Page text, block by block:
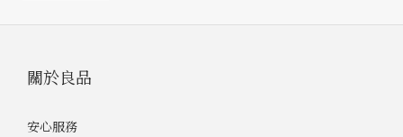
關於良品
安心服務